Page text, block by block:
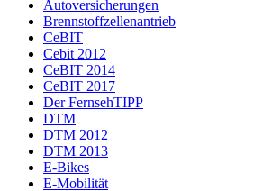
Autoversicherungen
Brennstoffzellenantrieb
CeBIT
Cebit 2012
CeBIT 2014
CeBIT 2017
Der FernsehTIPP
DTM
DTM 2012
DTM 2013
E-Bikes
E-Mobilität